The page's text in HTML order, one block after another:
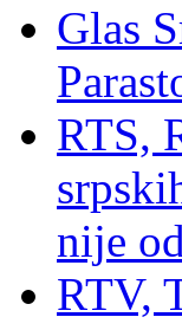
Glas
RTS,
nije
RTV,